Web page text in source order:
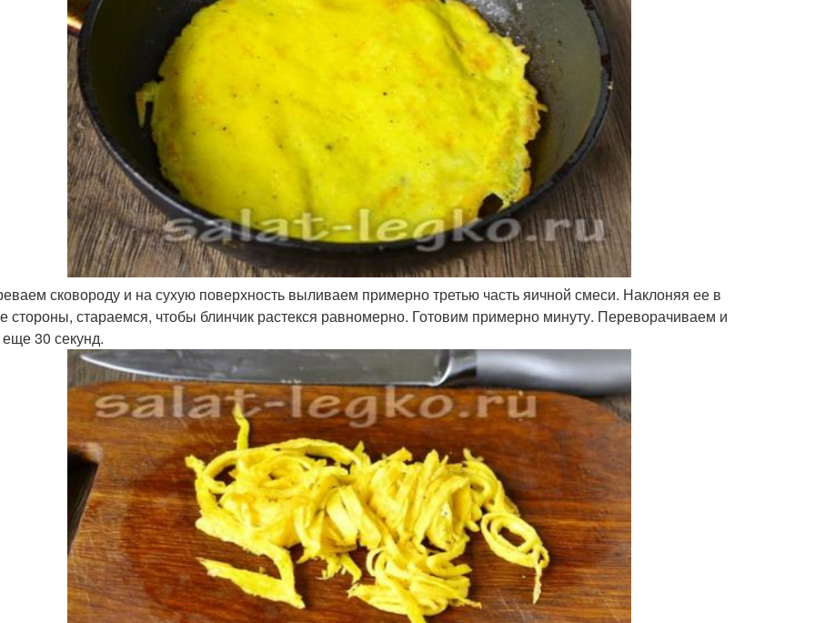
сковороду и на сухую поверхность выливаем примерно третью часть яичной смеси. Наклоняя ее в
стороны, стараемся, чтобы блинчик растекся равномерно. Готовим примерно минуту. Переворачиваем и
30 секунд.